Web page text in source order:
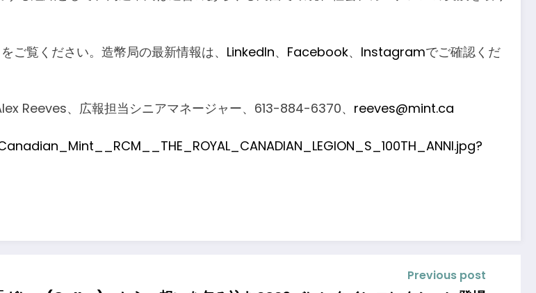
をご覧ください。造幣局の最新情報は、 LinkedIn、 Facebook、 Instagramでご確認くだ
Reeves、広報担当シニアマネージャー、613-884-6370、 reeves@mint.ca
Previous post